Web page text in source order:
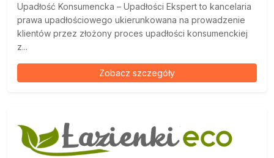
Upadłość Konsumencka – Upadłości Ekspert to kancelaria
prawa upadłościowego ukierunkowana na prowadzenie
klientów przez złożony proces upadłości konsumenckiej
z...
Zobacz szczegóły